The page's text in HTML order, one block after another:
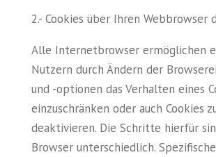
2.- Cookies über Ihren Webbrowser
Alle Internetbrowser ermöglichen
Nutzern durch Ändern der
und -optionen das Verhalten eines
einzuschränken oder auch Cookies
deaktivieren. Die Schritte hierfür
Browser unterschiedlich. Spezifische